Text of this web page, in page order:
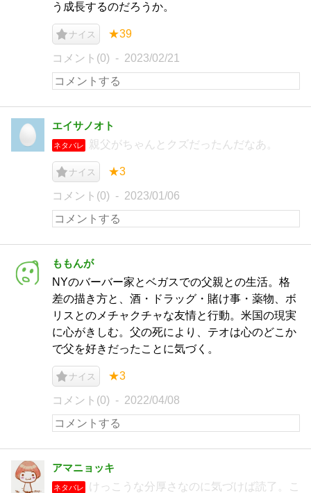
う成長するのだろうか。
ナイス ★39
コメント(0) 2023/02/21
エイサノオト
ネタバレ 親父がちゃんとクズだったんだなあ。
ナイス ★3
コメント(0) 2023/01/06
ももんが
NYのバーバー家とベガスでの父親との生活。格
差の描き方と、酒・ドラッグ・賭け事・薬物、ボ
リスとのメチャクチャな友情と行動。米国の現実
に心がきしむ。父の死により、テオは心のどこか
で父を好きだったことに気づく。
ナイス ★3
コメント(0) 2022/04/08
アマニョッキ
ネタバレ
けっこうな分厚さなのに気づけば読了。こ